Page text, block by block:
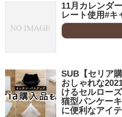
11月カレンダ
レート使用#キ
SUB【セリア
おしゃれな
けるセルロー
猫型パンケー
に便利なアイ